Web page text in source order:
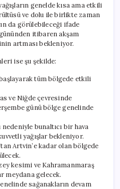
genelde kısa ama etkili
ve dolu ile birlikte zaman
da görülebileceği ifade
itibaren akşam
artması bekleniyor.
ise şu şekilde:
tüm bölgede etkili
ve Niğde çevresinde
günü bölge genelinde
bunaltıcı bir hava
yağışlar bekleniyor.
Artvin’e kadar olan bölgede
kesimi ve Kahramanmaraş
meydana gelecek.
sağanakların devam